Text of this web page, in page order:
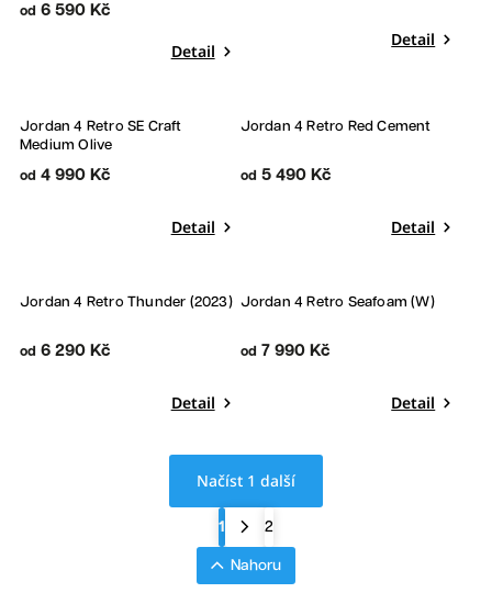
od 6 590 Kč
Detail
Detail
Jordan 4 Retro SE Craft
Medium Olive
od 4 990 Kč
Detail
Jordan 4 Retro Red Cement
od 5 490 Kč
Detail
Jordan 4 Retro Thunder (2023)
od 6 290 Kč
Detail
Jordan 4 Retro Seafoam (W)
od 7 990 Kč
Detail
Načíst 1 další
1 2
Nahoru